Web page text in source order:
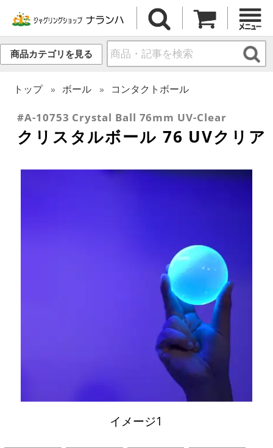
商品カテゴリを見る
トップ ボール コンタクトボール
#A-10753 Crystal Ball 76mm UV-Clear
クリスタルボール 76 UVクリア
イメージ1